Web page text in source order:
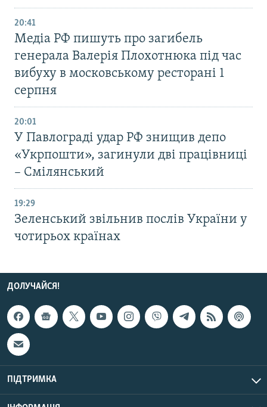
20:41
Медіа РФ пишуть про загибель
генерала Валерія Плохотнюка під час
вибуху в московському ресторані 1
серпня
20:01
У Павлограді удар РФ знищив депо
«Укрпошти», загинули дві працівниці
– Смілянський
19:29
Зеленський звільнив послів України у
чотирьох країнах
ДОЛУЧАЙСЯ!
ПІДТРИМКА